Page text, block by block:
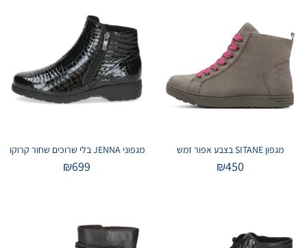
מגפון SITANE בצבע אפור זמש
₪450
מגפוני JENNA בלי שרוכים שחור קרוקו
₪699